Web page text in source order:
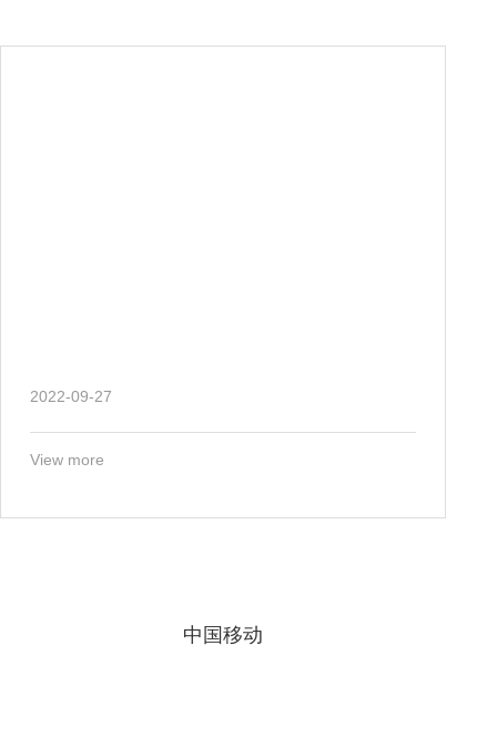
2022-09-27
View more
中国移动